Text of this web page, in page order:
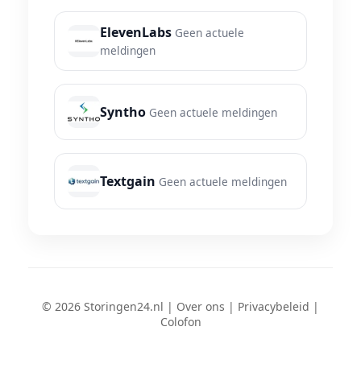
ElevenLabs Geen actuele
meldingen
Syntho Geen actuele meldingen
Textgain Geen actuele meldingen
© 2026 Storingen24.nl | Over ons | Privacybeleid |
Colofon